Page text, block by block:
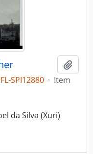
SPI12880 · Item
da Silva (Xuri)